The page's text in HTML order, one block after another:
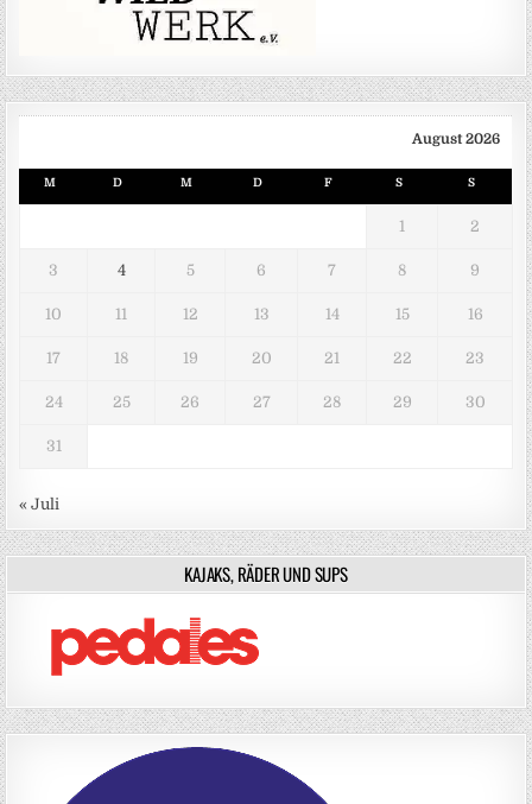
August 2026
M D M D F S S
1 2
3 4 5 6 7 8 9
10 11 12 13 14 15 16
17 18 19 20 21 22 23
24 25 26 27 28 29 30
31
« Juli
KAJAKS, RÄDER UND SUPS